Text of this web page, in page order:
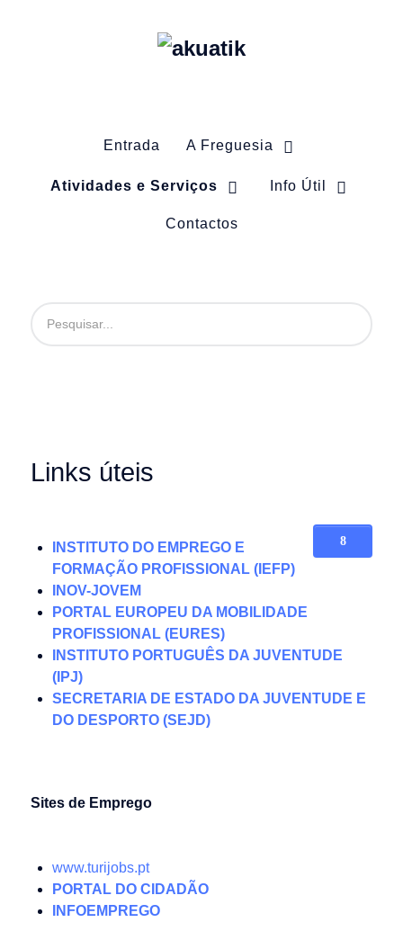
Entrada A Freguesia
Atividades e Serviços Info Útil
Contactos
Links úteis
INSTITUTO DO EMPREGO E
FORMAÇÃO PROFISSIONAL (IEFP)
INOV-JOVEM
PORTAL EUROPEU DA MOBILIDADE
PROFISSIONAL (EURES)
INSTITUTO PORTUGUÊS DA JUVENTUDE
(IPJ)
SECRETARIA DE ESTADO DA JUVENTUDE E
DO DESPORTO (SEJD)
Sites de Emprego
www.turijobs.pt
PORTAL DO CIDADÃO
INFOEMPREGO